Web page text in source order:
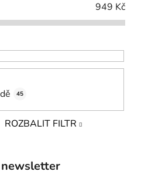
949 Kč
45
ROZBALIT FILTR